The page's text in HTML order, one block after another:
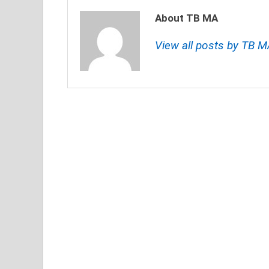
About TB MA
View all posts by TB